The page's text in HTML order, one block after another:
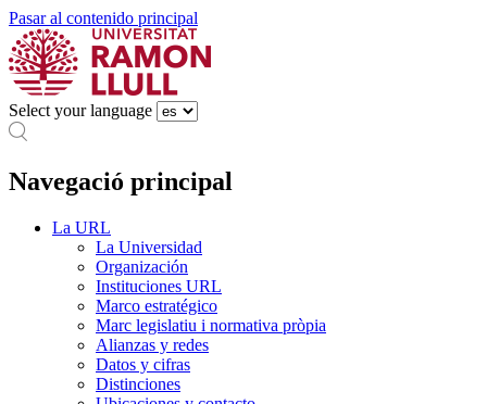
Pasar al contenido principal
Select your language
Navegació principal
La URL
La Universidad
Organización
Instituciones URL
Marco estratégico
Marc legislatiu i normativa pròpia
Alianzas y redes
Datos y cifras
Distinciones